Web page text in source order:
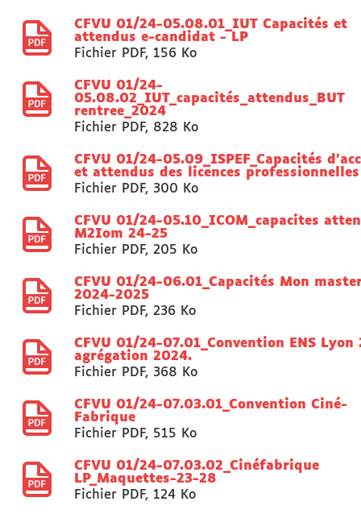
CFVU 01/24-05.08.01_IUT Capacités et
attendus e-candidat - LP
Fichier PDF, 156 Ko
CFVU 01/24-
05.08.02_IUT_capacités_attendus_BUT
rentree_2024
Fichier PDF, 828 Ko
CFVU 01/24-05.09_ISPEF_Capacités
et attendus des licences professionnelles
Fichier PDF, 300 Ko
CFVU 01/24-05.10_ICOM_capacites
M2Iom 24-25
Fichier PDF, 205 Ko
CFVU 01/24-06.01_Capacités Mon
2024-2025
Fichier PDF, 236 Ko
CFVU 01/24-07.01_Convention ENS Lyon
agrégation 2024.
Fichier PDF, 368 Ko
CFVU 01/24-07.03.01_Convention Ciné-
Fabrique
Fichier PDF, 515 Ko
CFVU 01/24-07.03.02_Cinéfabrique
LP_Maquettes-23-28
Fichier PDF, 124 Ko